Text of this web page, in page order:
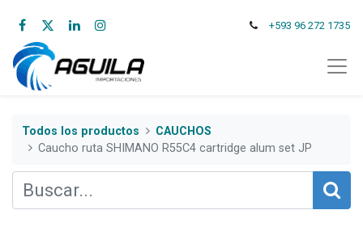
+593 96 272 1735
Todos los productos
CAUCHOS
Caucho ruta SHIMANO R55C4 cartridge alum set JP